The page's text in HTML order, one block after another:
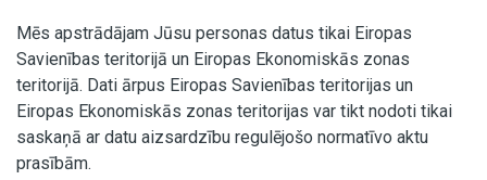
Mēs apstrādājam Jūsu personas datus tikai Eiropas
Savienības teritorijā un Eiropas Ekonomiskās zonas
teritorijā. Dati ārpus Eiropas Savienības teritorijas un
Eiropas Ekonomiskās zonas teritorijas var tikt nodoti tikai
saskaņā ar datu aizsardzību regulējošo normatīvo aktu
prasībām.